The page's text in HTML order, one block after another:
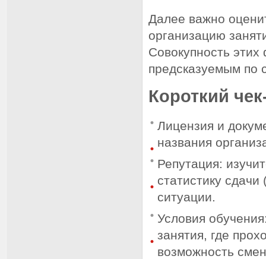
Далее важно
организацию
Совокупность этих
предсказуемым по
Короткий
Лицензия и
названия
Репутация:
статистику
ситуации.
Условия
занятия, где
возможность